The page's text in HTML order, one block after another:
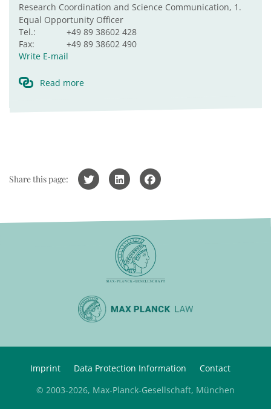
Research Coordination and Science Communication, 1.
Equal Opportunity Officer
Tel.:
+49 89 38602 428
Fax:
+49 89 38602 490
Write E-mail
Read more
Share this page:
Imprint Data Protection Information
Contact
© 2003-2026, Max-Planck-Gesellschaft, München